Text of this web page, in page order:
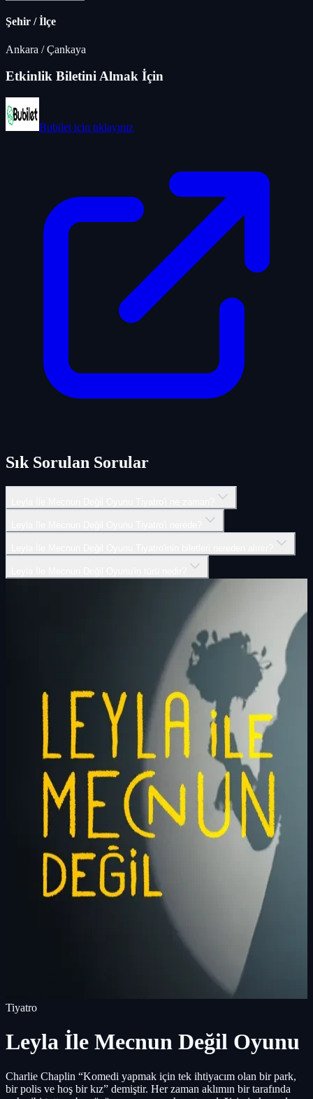
Şehir / İlçe
Ankara /Çankaya
Etkinlik Biletini Almak İçin
Bubilet için tıklayınız
Sık Sorulan Sorular
Tiyatro
Leyla İle Mecnun Değil Oyunu
Charlie Chaplin “Komedi yapmak için tek ihtiyacım olan bir park,
bir polis ve hoş bir kız” demiştir. Her zaman aklımın bir tarafında